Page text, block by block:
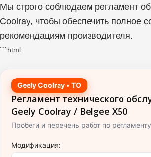
Мы строго соблюдаем регламент
Coolray, чтобы обеспечить полное
рекомендациям производителя.
```html
Geely Coolray • ТО
Регламент технического
Geely Coolray / Belgee X50
Пробеги и перечень работ по регламенту
Модификация: